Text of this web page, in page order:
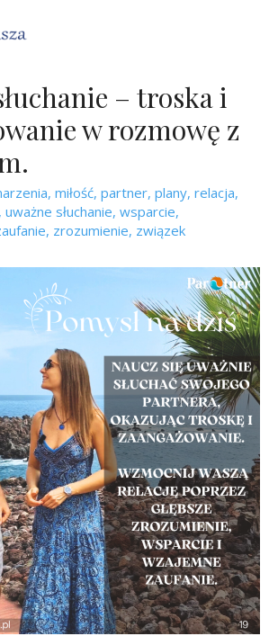
– troska i
w rozmowę z
, miłość, partner, plany, relacja,
, uważne słuchanie, wsparcie,
, zrozumienie, związek